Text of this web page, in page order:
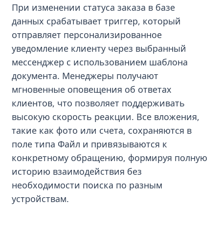
При изменении статуса заказа в базе
данных срабатывает триггер, который
отправляет персонализированное
уведомление клиенту через выбранный
мессенджер с использованием шаблона
документа. Менеджеры получают
мгновенные оповещения об ответах
клиентов, что позволяет поддерживать
высокую скорость реакции. Все вложения,
такие как фото или счета, сохраняются в
поле типа Файл и привязываются к
конкретному обращению, формируя полную
историю взаимодействия без
необходимости поиска по разным
устройствам.